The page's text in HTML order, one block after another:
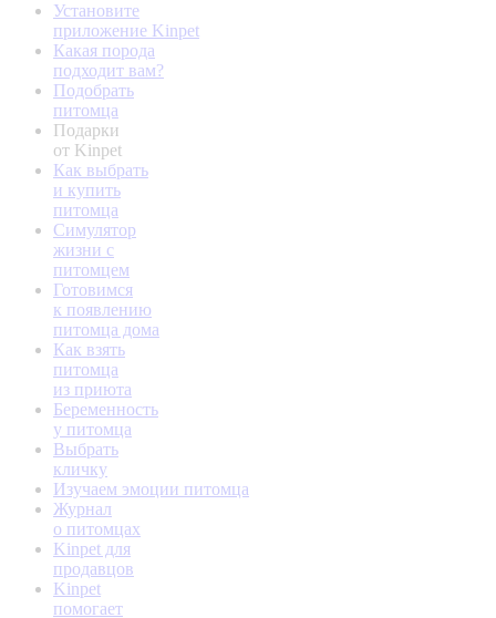
Установите
приложение Kinpet
Какая порода
подходит вам?
Подобрать
питомца
Подарки
от Kinpet
Как выбрать
и купить
питомца
Симулятор
жизни с
питомцем
Готовимся
к появлению
питомца дома
Как взять
питомца
из приюта
Беременность
у питомца
Выбрать
кличку
Изучаем эмоции питомца
Журнал
о питомцах
Kinpet для
продавцов
Kinpet
помогает